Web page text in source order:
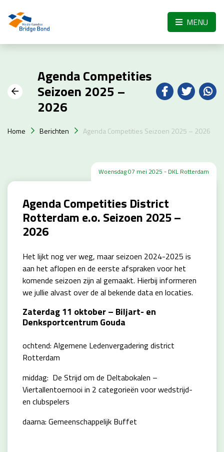
MENU
Agenda Competities
Seizoen 2025 –
2026
Home Berichten Agenda Competities Seizoen 2025 – 2026
Woensdag 07 mei 2025 - DKL Rotterdam
Agenda Competities District
Rotterdam e.o. Seizoen 2025 –
2026
Het lijkt nog ver weg, maar seizoen 2024-2025 is
aan het aflopen en de eerste afspraken voor het
komende seizoen zijn al gemaakt. Hierbij informeren
we jullie alvast over de al bekende data en locaties.
Zaterdag 11 oktober – Biljart- en
Denksportcentrum Gouda
ochtend: Algemene Ledenvergadering district
Rotterdam
middag: De Strijd om de Deltabokalen –
Viertallentoernooi in 2 categorieën voor wedstrijd-
en clubspelers
daarna: Gemeenschappelijk Buffet